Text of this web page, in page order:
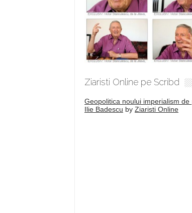
Ziaristi Online pe Scribd
Geopolitica noului imperialism de
Ilie Badescu by Ziaristi Online